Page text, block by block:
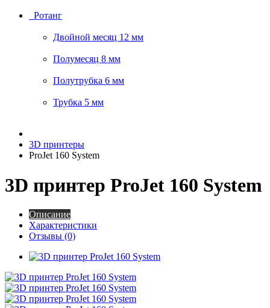
Ротанг
Двойной месяц 12 мм
Полумесяц 8 мм
Полутрубка 6 мм
Трубка 5 мм
3D принтеры
ProJet 160 System
3D принтер ProJet 160 System
Описание
Характеристики
Отзывы (0)